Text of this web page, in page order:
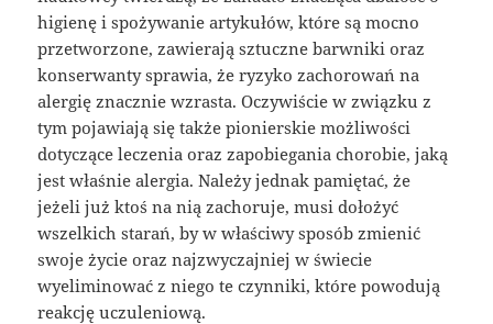
higienę i spożywanie artykułów, które są mocno
przetworzone, zawierają sztuczne barwniki oraz
konserwanty sprawia, że ryzyko zachorowań na
alergię znacznie wzrasta. Oczywiście w związku z
tym pojawiają się także pionierskie możliwości
dotyczące leczenia oraz zapobiegania chorobie, jaką
jest właśnie alergia. Należy jednak pamiętać, że
jeżeli już ktoś na nią zachoruje, musi dołożyć
wszelkich starań, by w właściwy sposób zmienić
swoje życie oraz najzwyczajniej w świecie
wyeliminować z niego te czynniki, które powodują
reakcję uczuleniową.